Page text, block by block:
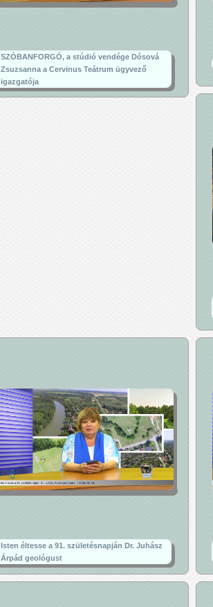
SZÓBANFORGÓ, a stúdió vendége Dósová
Zsuzsanna a Cervinus Teátrum ügyvező
igazgatója
Isten éltesse a 91. születésnapján Dr. Juhász
Árpád geológust